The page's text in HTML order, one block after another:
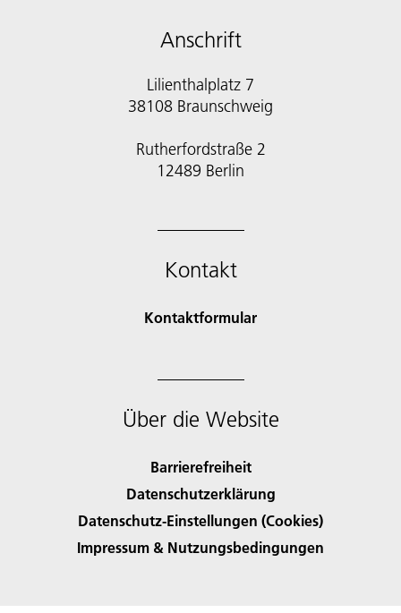
Anschrift
Lilienthalplatz 7
38108 Braunschweig
Rutherfordstraße 2
12489 Berlin
Kontakt
Kontaktformular
Über die Website
Barrierefreiheit
Datenschutzerklärung
Datenschutz-Einstellungen (Cookies)
Impressum & Nutzungsbedingungen